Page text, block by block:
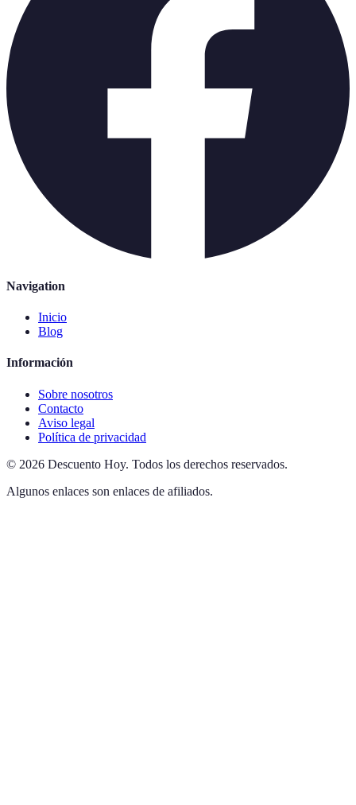
Navigation
Inicio
Blog
Información
Sobre nosotros
Contacto
Aviso legal
Política de privacidad
© 2026 Descuento Hoy. Todos los derechos reservados.
Algunos enlaces son enlaces de afiliados.